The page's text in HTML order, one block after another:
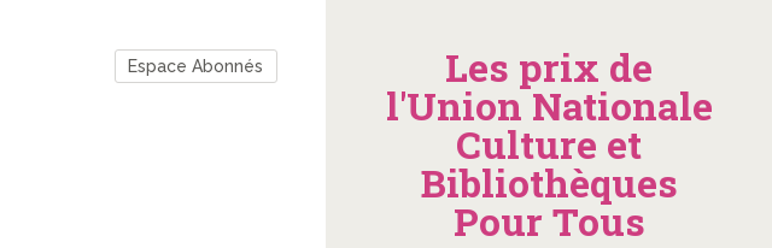
Espace Abonnés Les prix de
l'Union Nationale
Culture et
Bibliothèques
Pour Tous